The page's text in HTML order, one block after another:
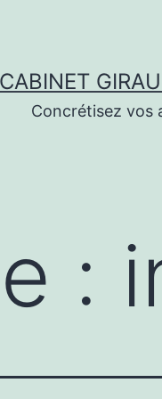
CABINET
Concrétisez vos
: